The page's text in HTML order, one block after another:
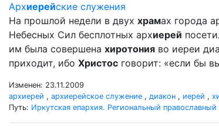
Архиерейские служения
На прошлой недели в двух храмах города
Небесных Сил бесплотных архиерей
им была совершена хиротония во иереи
приходит, ибо Христос говорит: «если бы
Изменен: 23.11.2009
архиерей , архиерейское служение , диакон , иерей ,
Путь: Иркутская епархия. Региональный православный